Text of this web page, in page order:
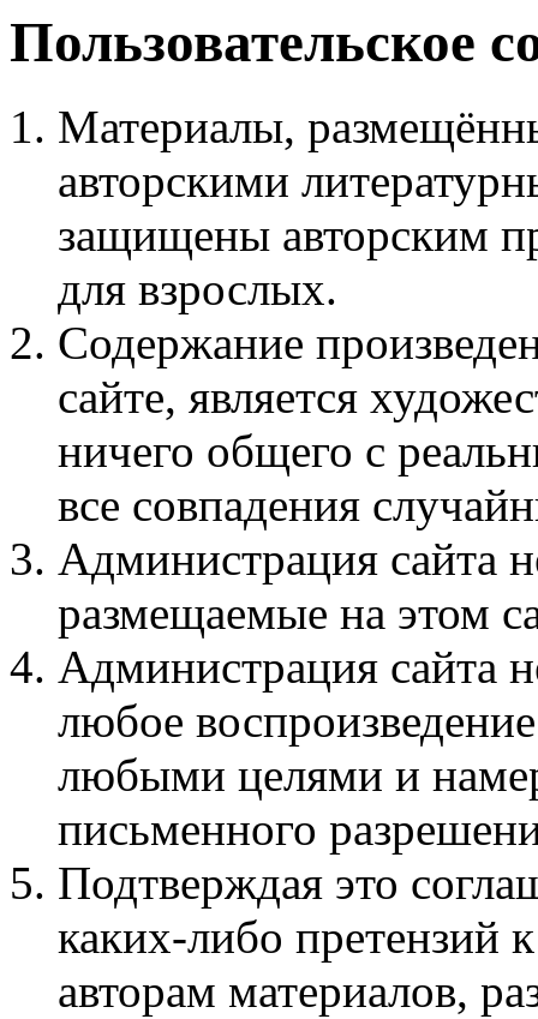
Пользовательское
Материалы,
авторскими
защищены авторским
для взрослых.
Содержание
сайте, является
ничего общего с
все совпадения
Администрация сайта
размещаемые на этом
Администрация сайта
любое
любыми целями и
письменного
Подтверждая это
каких-либо претензий
авторам материалов,